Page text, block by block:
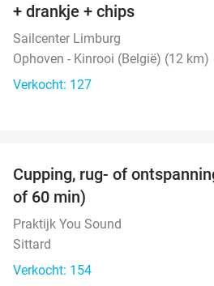
+ drankje + chips
Sailcenter Limburg
Ophoven - Kinrooi (België) (12 km)
Verkocht: 127
Cupping, rug- of
of 60 min)
Praktijk You Sound
Sittard
Verkocht: 154